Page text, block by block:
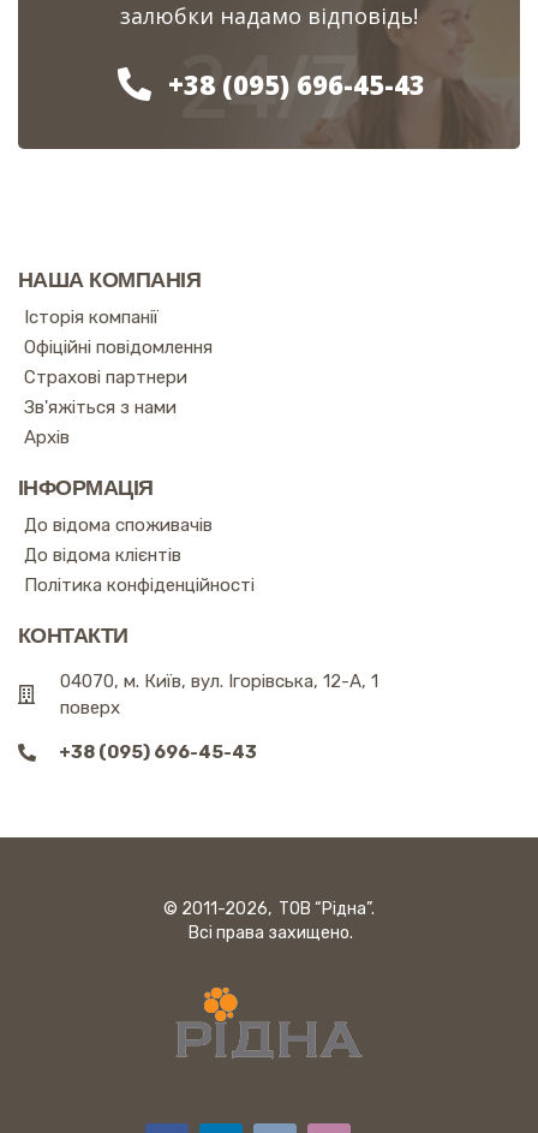
залюбки надамо відповідь!
+38 (095) 696-45-43
24/7
НАША КОМПАНІЯ
Історія компанії
Офіційні повідомлення
Страхові партнери
Зв'яжіться з нами
Архів
ІНФОРМАЦІЯ
До відома споживачів
До відома клієнтів
Політика конфіденційності
КОНТАКТИ
04070, м. Київ, вул. Ігорівська, 12-А, 1
поверх
+38 (095) 696-45-43
© 2011-2026, ТОВ “Рідна”.
Всі права захищено.